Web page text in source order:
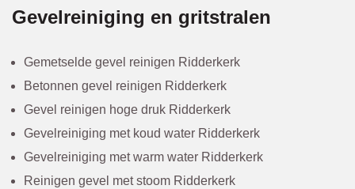
Gevelreiniging en gritstralen
Gemetselde gevel reinigen Ridderkerk
Betonnen gevel reinigen Ridderkerk
Gevel reinigen hoge druk Ridderkerk
Gevelreiniging met koud water Ridderkerk
Gevelreiniging met warm water Ridderkerk
Reinigen gevel met stoom Ridderkerk